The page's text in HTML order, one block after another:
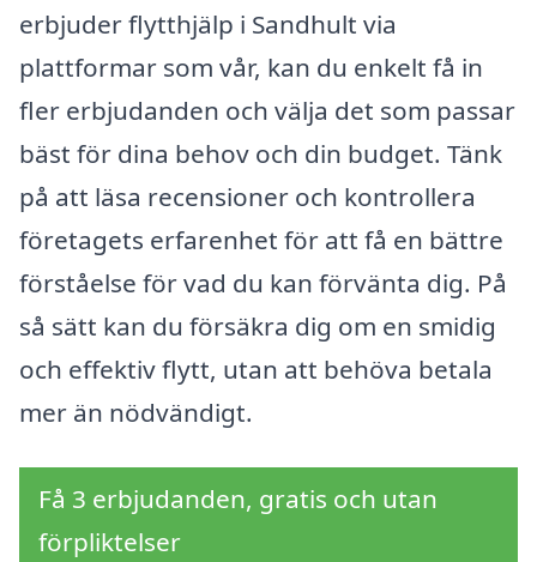
erbjuder flytthjälp i Sandhult via
plattformar som vår, kan du enkelt få in
fler erbjudanden och välja det som passar
bäst för dina behov och din budget. Tänk
på att läsa recensioner och kontrollera
företagets erfarenhet för att få en bättre
förståelse för vad du kan förvänta dig. På
så sätt kan du försäkra dig om en smidig
och effektiv flytt, utan att behöva betala
mer än nödvändigt.
Få 3 erbjudanden, gratis och utan
förpliktelser